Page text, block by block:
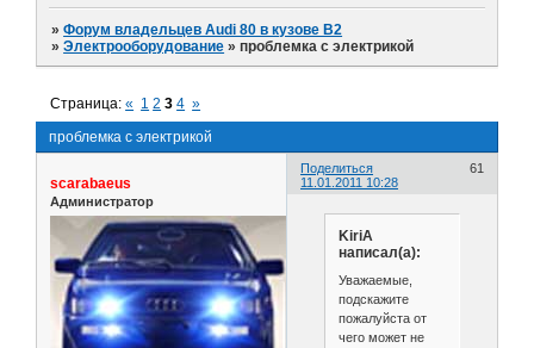
»Форум владельцев Audi 80 в кузове В2
»Электрооборудование »проблемка с электрикой
проблемка с электрикой
Страница:« 1 2 3 4 »
Поделиться
61
11.01.2011 10:28
scarabaeus
Администратор
KiriA
написал(а):
Уважаемые,
подскажите
пожалуйста от
чего может не